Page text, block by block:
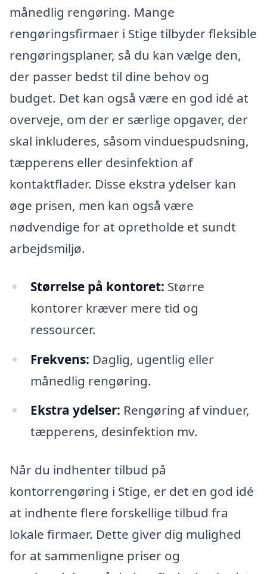
månedlig rengøring. Mange
rengøringsfirmaer i Stige tilbyder fleksible
rengøringsplaner, så du kan vælge den,
der passer bedst til dine behov og
budget. Det kan også være en god idé at
overveje, om der er særlige opgaver, der
skal inkluderes, såsom vinduespudsning,
tæpperens eller desinfektion af
kontaktflader. Disse ekstra ydelser kan
øge prisen, men kan også være
nødvendige for at opretholde et sundt
arbejdsmiljø.
Størrelse på kontoret: Større
kontorer kræver mere tid og
ressourcer.
Frekvens: Daglig, ugentlig eller
månedlig rengøring.
Ekstra ydelser: Rengøring af vinduer,
tæpperens, desinfektion mv.
Når du indhenter tilbud på
kontorrengøring i Stige, er det en god idé
at indhente flere forskellige tilbud fra
lokale firmaer. Dette giver dig mulighed
for at sammenligne priser og